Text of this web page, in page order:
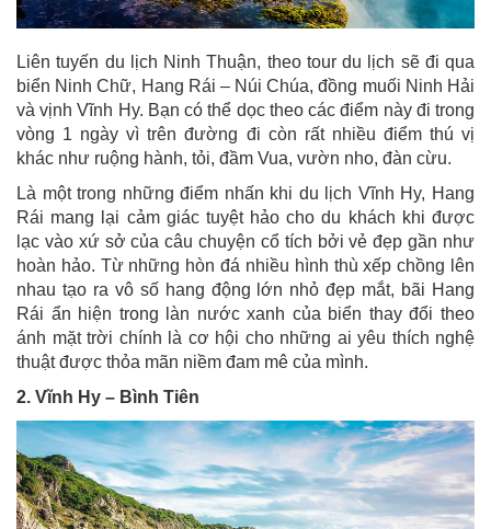
Liên tuyến du lịch Ninh Thuận, theo tour du lịch sẽ đi qua
biển Ninh Chữ, Hang Rái – Núi Chúa, đồng muối Ninh Hải
và vịnh Vĩnh Hy. Bạn có thể dọc theo các điểm này đi trong
vòng 1 ngày vì trên đường đi còn rất nhiều điểm thú vị
khác như ruộng hành, tỏi, đầm Vua, vườn nho, đàn cừu.
Là một trong những điểm nhấn khi du lịch Vĩnh Hy, Hang
Rái mang lại cảm giác tuyệt hảo cho du khách khi được
lạc vào xứ sở của câu chuyện cổ tích bởi vẻ đẹp gần như
hoàn hảo. Từ những hòn đá nhiều hình thù xếp chồng lên
nhau tạo ra vô số hang động lớn nhỏ đẹp mắt, bãi Hang
Rái ẩn hiện trong làn nước xanh của biển thay đổi theo
ánh mặt trời chính là cơ hội cho những ai yêu thích nghệ
thuật được thỏa mãn niềm đam mê của mình.
2. Vĩnh Hy – Bình Tiên